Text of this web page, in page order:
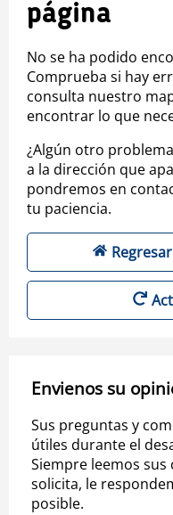
página
No se ha podido
Comprueba si hay
consulta nuestro
encontrar lo que
¿Algún otro
a la dirección que
pondremos en
tu paciencia.
Envienos su
Sus preguntas y
útiles durante el
Siempre leemos
solicita, le
posible.